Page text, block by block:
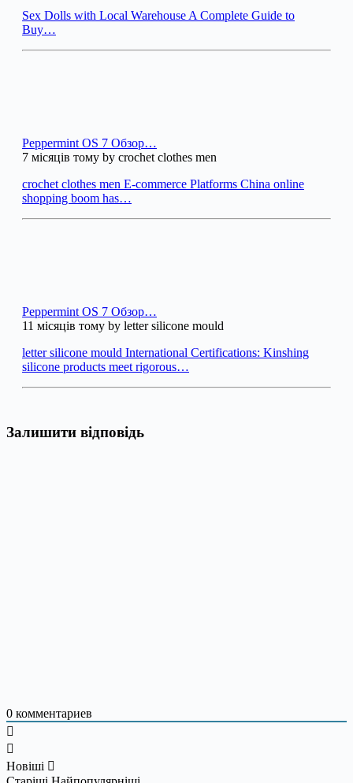
Sex Dolls with Local Warehouse A Complete Guide to
Buy…
Peppermint OS 7 Обзор…
7 місяців тому by crochet clothes men
crochet clothes men E-commerce Platforms China online
shopping boom has…
Peppermint OS 7 Обзор…
11 місяців тому by letter silicone mould
letter silicone mould International Certifications: Kinshing
silicone products meet rigorous…
Залишити відповідь
0 комментариев
Новіші